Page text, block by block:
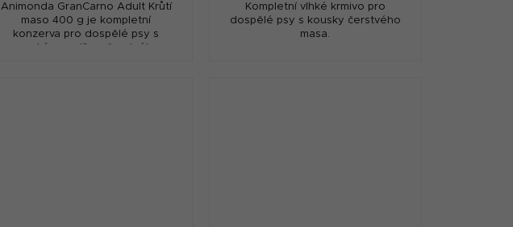
Animonda GranCarno Adult Krůtí
maso 400 g je kompletní
konzerva pro dospělé psy s
vysokým podílem čerstvého
Kompletní vlhké krmivo pro
dospělé psy s kousky čerstvého
masa.